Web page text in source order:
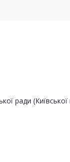
ради (Київської